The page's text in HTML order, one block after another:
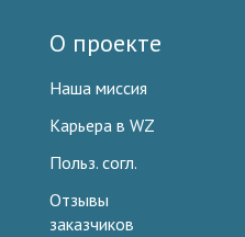
О проекте
Наша миссия
Карьера в WZ
Польз. согл.
Отзывы
заказчиков